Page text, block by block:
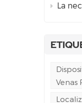
La necesidad de
Venas